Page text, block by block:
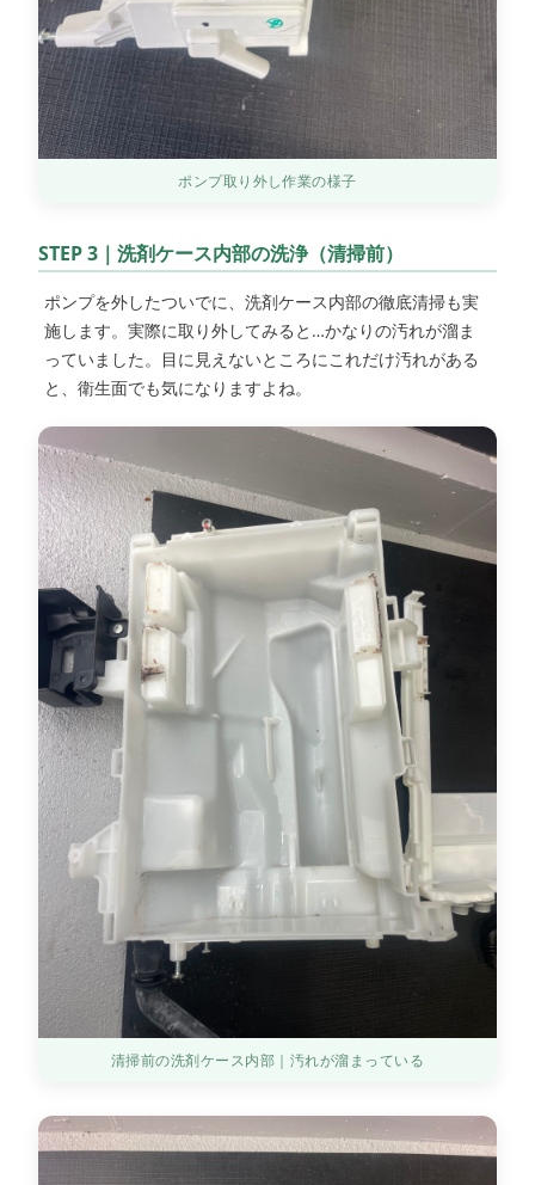
ポンプ取り外し作業の様子
STEP 3｜洗剤ケース内部の洗浄（清掃前）
ポンプを外したついでに、洗剤ケース内部の徹底清掃も実
施します。実際に取り外してみると…かなりの汚れが溜ま
っていました。目に見えないところにこれだけ汚れがある
と、衛生面でも気になりますよね。
清掃前の洗剤ケース内部｜汚れが溜まっている